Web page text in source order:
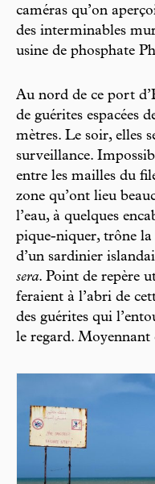
caméras qu’on
des interminables
usine de phosphate
Au nord de ce port
de guérites espacées
mètres. Le soir, elles
surveillance.
entre les mailles du
zone qu’ont lieu
l’eau, à quelques
pique-niquer, trône la
d’un sardinier
sera. Point de repère
feraient à l’abri de
des guérites qui
le regard.